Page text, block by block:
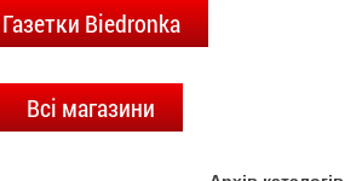
Газетки Biedronka
Всі магазини